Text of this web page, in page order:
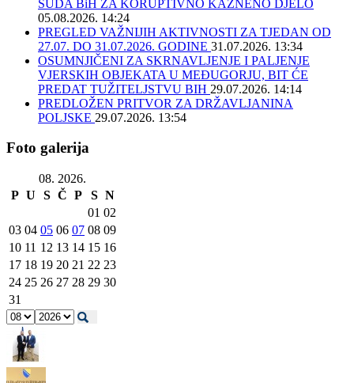
SUDA BiH ZA KORUPTIVNO KAZNENO DJELO
05.08.2026. 14:24
PREGLED VAŽNIJIH AKTIVNOSTI ZA TJEDAN OD
27.07. DO 31.07.2026. GODINE 31.07.2026. 13:34
OSUMNJIČENI ZA SKRNAVLJENJE I PALJENJE
VJERSKIH OBJEKATA U MEĐUGORJU, BIT ĆE
PREDAT TUŽITELJSTVU BIH 29.07.2026. 14:14
PREDLOŽEN PRITVOR ZA DRŽAVLJANINA
POLJSKE 29.07.2026. 13:54
Foto galerija
08. 2026.
P U S Č P S N
01 02
03 04 05 06 07 08 09
10 11 12 13 14 15 16
17 18 19 20 21 22 23
24 25 26 27 28 29 30
31